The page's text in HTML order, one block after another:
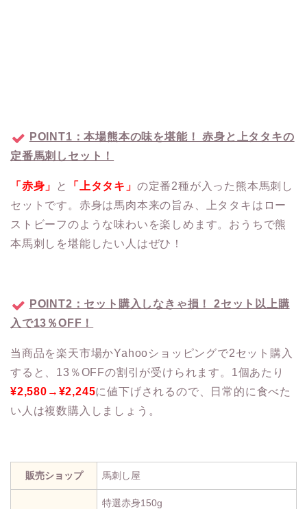
POINT1：本場熊本の味を堪能！ 赤身と上タタキの
定番馬刺しセット！
「赤身」 と 「上タタキ」 の定番2種が入った熊本馬刺し
セットです。赤身は馬肉本来の旨み、上タタキはロー
ストビーフのような味わいを楽しめます。おうちで熊
本馬刺しを堪能したい人はぜひ！
POINT2：セット購入しなきゃ損！ 2セット以上購
入で13％OFF！
当商品を楽天市場かYahooショッピングで2セット購入
すると、13％OFFの割引が受けられます。1個あたり
¥2,580→¥2,245に値下げされるので、日常的に食べた
い人は複数購入しましょう。
販売ショップ 馬刺し屋
特選赤身150g